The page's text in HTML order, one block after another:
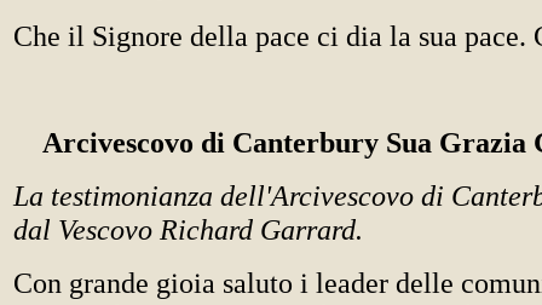
Che il Signore della pace ci dia la sua pace.
Arcivescovo di Canterbury Sua Grazia
La testimonianza dell'Arcivescovo di
dal Vescovo Richard Garrard.
Con grande gioia saluto i leader delle